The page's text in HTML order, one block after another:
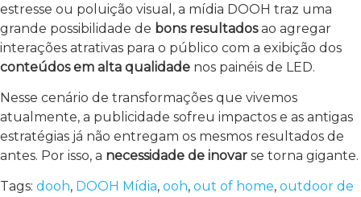
estresse ou poluição visual, a mídia DOOH traz uma
grande possibilidade de bons resultadosao agregar
interações atrativas para o público com a exibição dos
conteúdos em alta qualidade nos painéis de LED.
Nesse cenário de transformações que vivemos
atualmente, a publicidade sofreu impactos e as antigas
estratégias já não entregam os mesmos resultados de
antes. Por isso, a necessidade de inovar se torna gigante.
Tags: dooh, DOOH Mídia, ooh, out of home, outdoor de